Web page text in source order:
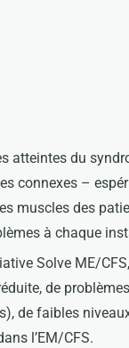
atteintes du
connexes –
muscles des
à chaque
Solve ME/
de
de faibles
l’EM/CFS.